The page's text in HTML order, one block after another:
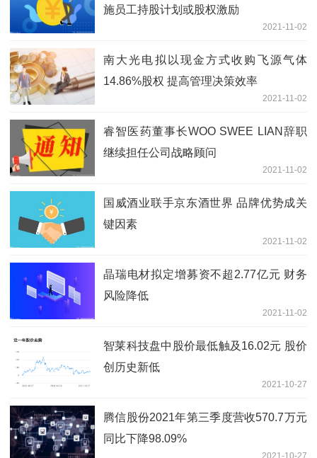
施员工持股计划或股权激励
2021-11-02
南大光电拟以现金方式收购飞源气体
14.86%股权 提高管理决策效率
2021-11-02
睿智医药董事长WOO SWEE LIAN辞职
继续担任公司战略顾问
2021-11-02
国威酒业联手京东酒世界 品牌优势成关
键因素
2021-11-02
晶瑞电材拟定增募资不超2.77亿元 财务
风险降低
2021-11-02
智莱科技盘中股价最低触及16.02元 股价
创历史新低
2021-10-27
腾信股份2021年第三季度营收570.7万元
同比下降98.09%
2021-10-27